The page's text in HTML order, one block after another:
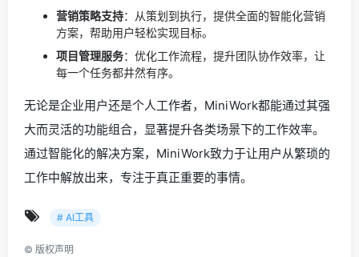
营销策略支持：从策划到执行，提供全面的智能化营销
方案，帮助用户轻松实现目标。
项目管理服务：优化工作流程，提升团队协作效率，让
每一个任务都井然有序。
无论是企业用户还是个人工作者，MiniWork都能通过其强
大而灵活的功能组合，显著提升各类场景下的工作效率。
通过智能化的解决方案，MiniWork致力于让用户从繁琐的
工作中解放出来，专注于真正重要的事情。
# AI工具
© 版权声明